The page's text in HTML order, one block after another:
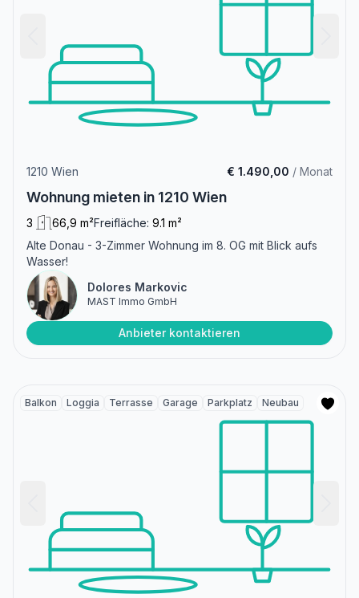
1210 Wien € 1.490,00 / Monat
Wohnung mieten in 1210 Wien
3 66,9 m²Freifläche: 9.1 m²
Alte Donau - 3-Zimmer Wohnung im 8. OG mit Blick aufs
Wasser!
Dolores Markovic
MAST Immo GmbH
Anbieter kontaktieren
Balkon Loggia Terrasse Garage Parkplatz Neubau